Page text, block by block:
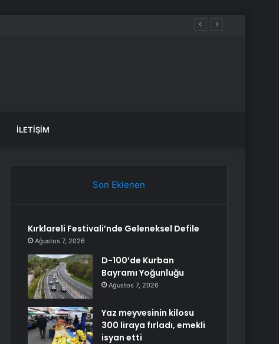
İLETIŞIM
Son Eklenen
Kırklareli Festivali’nde Geleneksel Defile
Ağustos 7, 2026
D-100’de Kurban
Bayramı Yoğunluğu
Ağustos 7, 2026
Yaz meyvesinin kilosu
300 liraya fırladı, emekli
isyan etti